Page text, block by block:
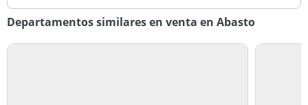
Departamentos similares en venta en Abasto